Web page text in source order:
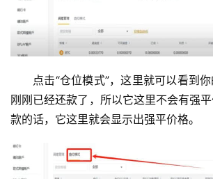
点击“仓位模式”，这里就可以看到
刚刚已经还款了，所以它这里不会有强
款的话，它这里就会显示出强平价格。